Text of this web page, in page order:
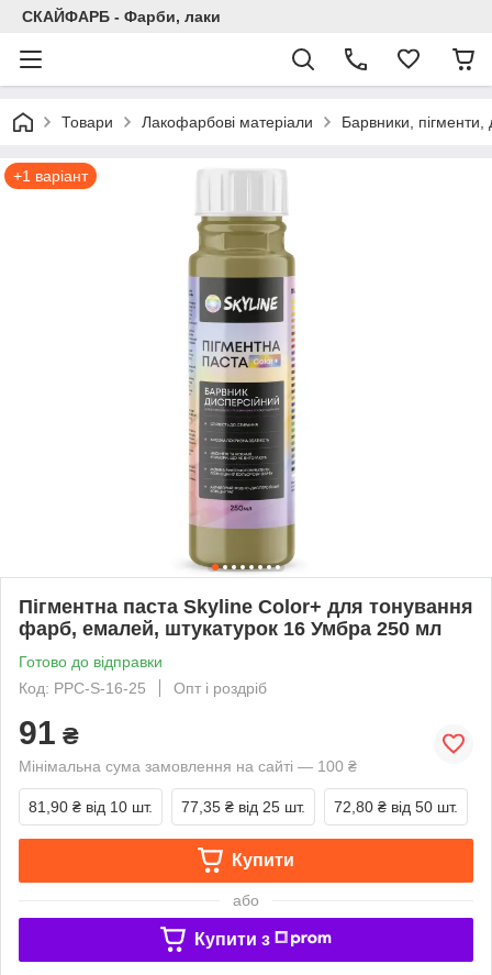
СКАЙФАРБ - Фарби, лаки
Товари Лакофарбові матеріали Барвники, пігменти,
+1 варіант
Пігментна паста Skyline Color+ для тонування
фарб, емалей, штукатурок 16 Умбра 250 мл
Готово до відправки
Код: PPC-S-16-25
Опт і роздріб
91 ₴
Мінімальна сума замовлення на сайті — 100 ₴
81,90 ₴ від 10 шт. 77,35 ₴ від 25 шт. 72,80 ₴ від 50 шт.
Купити
або
Купити з